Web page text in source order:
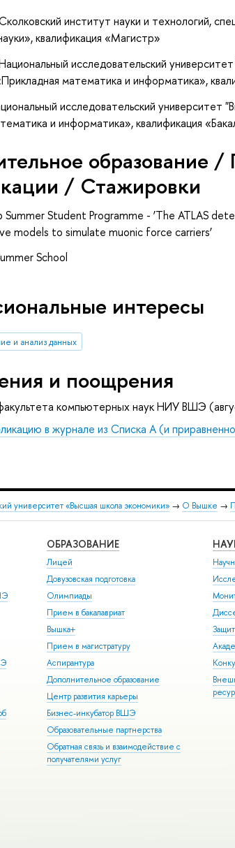
институт науки и технологий,
квалификация «Магистр»
исследовательский
математика и информатика»,
исследовательский университет
и информатика», квалификация
образование
/ Стажировки
Summer Student Programme - ‘The ATLAS
models to simulate muonic force carriers’
School
интересы
и анализ данных
и поощрения
компьютерных наук НИУ ВШЭ
в журнале из Списка А (и
университет «Высшая школа экономики» → О Вышке →
ОБРАЗОВАНИЕ
Лицей
Довузовская подготовка
Олимпиады
Прием в бакалавриат
Вышка+
Прием в магистратуру
Аспирантура
Дополнительное образование
Центр развития карьеры
Бизнес-инкубатор ВШЭ
Образовательные партнерства
Обратная связь и взаимодействие с
получателями услуг